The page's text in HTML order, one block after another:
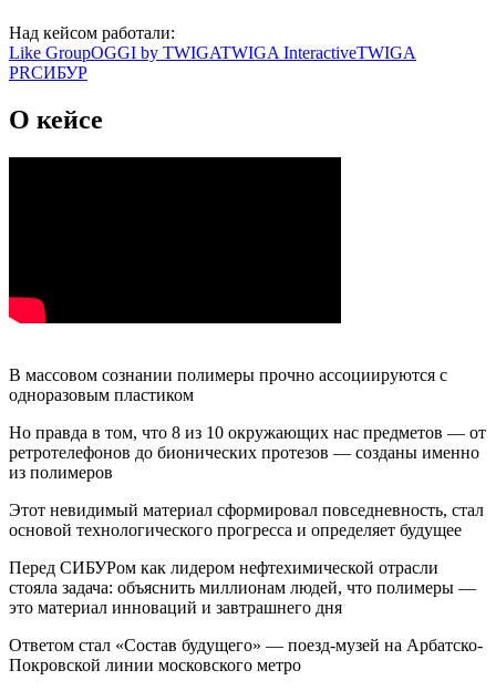
Над кейсом работали:
Like GroupOGGI by TWIGATWIGA InteractiveTWIGA
PRСИБУР
О кейсе
В массовом сознании полимеры прочно ассоциируются с
одноразовым пластиком
Но правда в том, что 8 из 10 окружающих нас предметов — от
ретротелефонов до бионических протезов — созданы именно
из полимеров
Этот невидимый материал сформировал повседневность, стал
основой технологического прогресса и определяет будущее
Перед СИБУРом как лидером нефтехимической отрасли
стояла задача: объяснить миллионам людей, что полимеры —
это материал инноваций и завтрашнего дня
Ответом стал «Состав будущего» — поезд-музей на Арбатско-
Покровской линии московского метро